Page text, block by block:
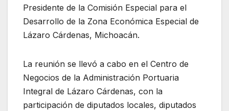
Presidente de la Comisión Especial para el
Desarrollo de la Zona Económica Especial de
Lázaro Cárdenas, Michoacán.
La reunión se llevó a cabo en el Centro de
Negocios de la Administración Portuaria
Integral de Lázaro Cárdenas, con la
participación de diputados locales, diputados